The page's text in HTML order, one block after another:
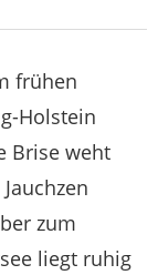
frühen
Holstein
Brise weht
zum
liegt ruhig